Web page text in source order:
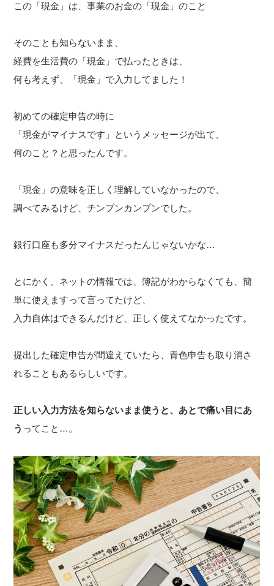
この「現金」は、事業のお金の「現金」のこと
そのことも知らないまま、
経費を生活費の「現金」で払ったときは、
何も考えず、「現金」で入力してました！
初めての確定申告の時に
「現金がマイナスです」というメッセージが出て、
何のこと？と思ったんです。
「現金」の意味を正しく理解していなかったので、
調べてみるけど、チンプンカンプンでした。
銀行口座も多分マイナスだったんじゃないかな…
とにかく、ネットの情報では、簿記がわからなくても、簡
単に使えますって言ってたけど、
入力自体はできるんだけど、正しく使えてなかったです。
提出した確定申告が間違えていたら、青色申告も取り消さ
れることもあるらしいです。
正しい入力方法を知らないまま使うと、あとで痛い目にあ
う ってこと…。